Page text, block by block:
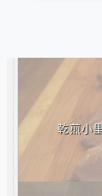
相連文章
乾煎小